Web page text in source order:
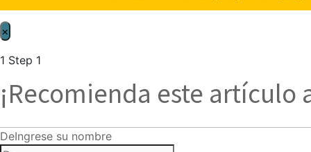
×
1 Step 1
¡Recomienda este artículo
DeIngrese su nombre